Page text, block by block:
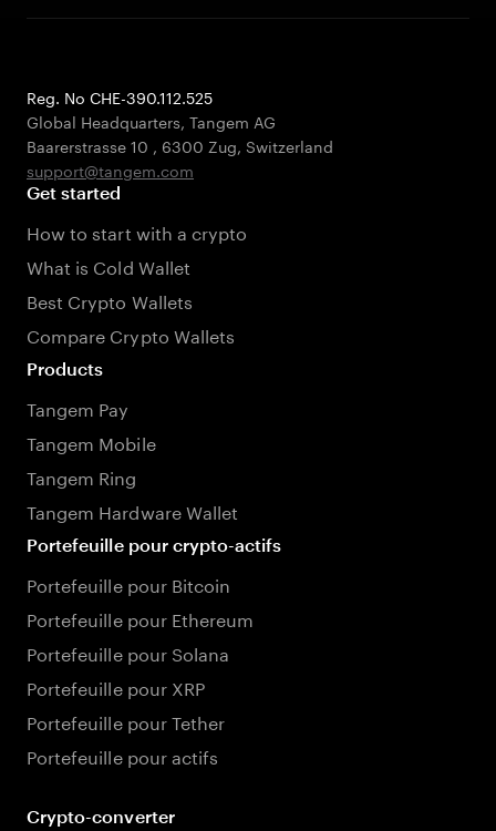
Reg. No CHE-390.112.525
Global Headquarters, Tangem AG
Baarerstrasse 10 , 6300 Zug, Switzerland
support@tangem.com
Get started
How to start with a crypto
What is Cold Wallet
Best Crypto Wallets
Compare Crypto Wallets
Products
Tangem Pay
Tangem Mobile
Tangem Ring
Tangem Hardware Wallet
Portefeuille pour crypto-actifs
Portefeuille pour Bitcoin
Portefeuille pour Ethereum
Portefeuille pour Solana
Portefeuille pour XRP
Portefeuille pour Tether
Portefeuille pour actifs
Crypto-converter